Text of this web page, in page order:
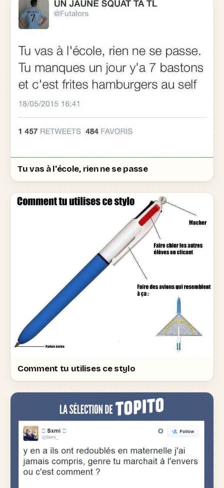
Tu vas à l'école, rien ne se passe
Comment tu utilises ce stylo